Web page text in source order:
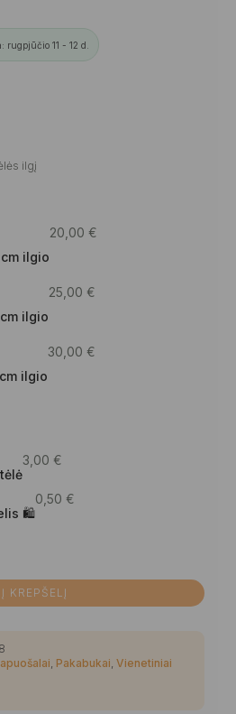
rugpjūčio 11 - 12 d.
ilgį
ilgio
20,00 €
ilgio
25,00 €
ilgio
30,00 €
3,00 €
🛍
0,50 €
Į KREPŠELĮ
Pakabukai Vienetiniai